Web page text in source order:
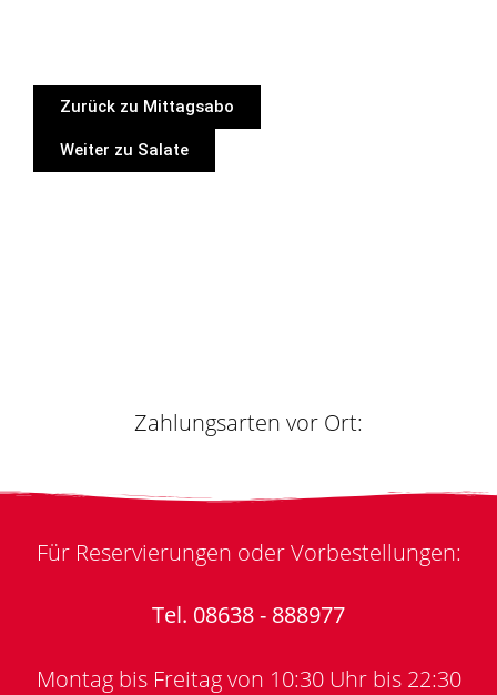
Zurück zu Mittagsabo
Weiter zu Salate
Zahlungsarten vor Ort:
Für Reservierungen oder Vorbestellungen:
Tel. 08638 - 888977
Montag bis Freitag von 10:30 Uhr bis 22:30